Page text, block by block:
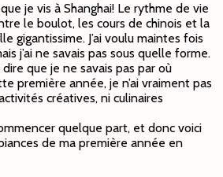
je vis à Shanghai! Le rythme de vie
le boulot, les cours de chinois et la
gigantissime. J’ai voulu maintes fois
j’ai ne savais pas sous quelle forme.
que je ne savais pas par où
première année, je n’ai vraiment pas
créatives, ni culinaires
quelque part, et donc voici
de ma première année en